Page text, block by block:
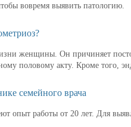
вовремя выявить патологию.
женщины. Он причиняет
половому акту. Кроме того,
семейного врача
опыт работы от 20 лет. Для